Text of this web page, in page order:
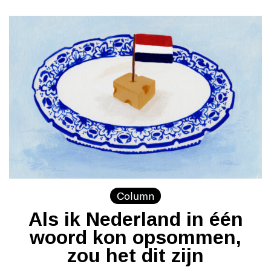
Column
Als ik Nederland in één
woord kon opsommen,
zou het dit zijn